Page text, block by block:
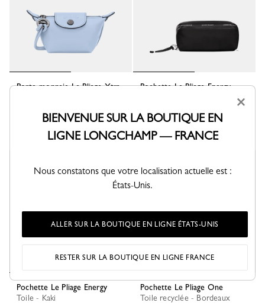
Porte-monnaie Le Pliage Xtra
€ 130,00
+ 3
Pochette Le Pliage Energy
€ 140,00
Pochette Le Pliage Energy
Toile - Kaki
Meilleure vente
Pochette Le Pliage One
Toile recyclée - Bordeaux
×
BIENVENUE SUR LA BOUTIQUE EN
LIGNE LONGCHAMP — FRANCE
Nous constatons que votre localisation actuelle est :
États-Unis.
ALLER SUR LA BOUTIQUE EN LIGNE ÉTATS-UNIS
RESTER SUR LA BOUTIQUE EN LIGNE FRANCE